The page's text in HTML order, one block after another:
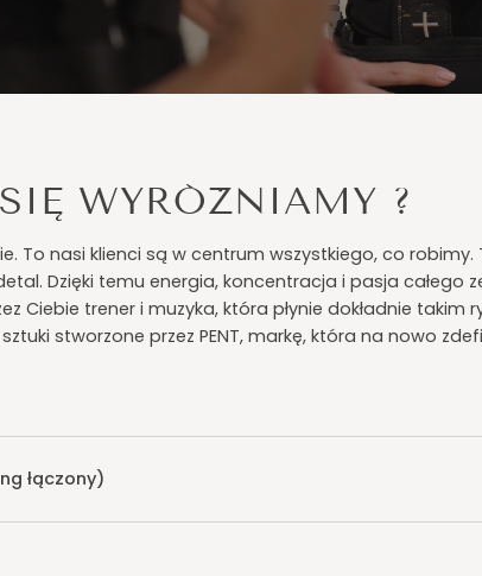
WYRÓŻNIAMY ?
To nasi klienci są w centrum wszystkiego, co
Dzięki temu energia, koncentracja i pasja całego
Ciebie trener i muzyka, która płynie dokładnie
stworzone przez PENT, markę, która na nowo
łączony)